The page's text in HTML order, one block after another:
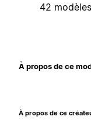
42 modèles
À propos de ce
À propos de ce